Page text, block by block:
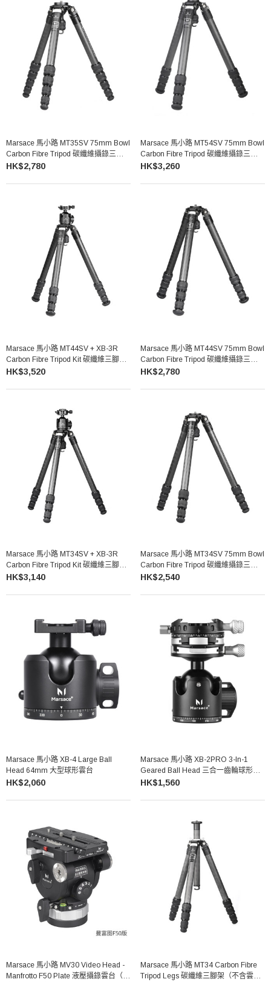
Marsace 馬小路 MT35SV 75mm Bowl
Carbon Fibre Tripod 碳纖維攝錄三腳架
（不含雲台）
HK$2,780
Marsace 馬小路 MT54SV 75mm Bowl
Carbon Fibre Tripod 碳纖維攝錄三腳架
（不含雲台）
HK$3,260
Marsace 馬小路 MT44SV + XB-3R
Carbon Fibre Tripod Kit 碳纖維三腳架
雲台套裝
HK$3,520
Marsace 馬小路 MT44SV 75mm Bowl
Carbon Fibre Tripod 碳纖維攝錄三腳架
（不含雲台）
HK$2,780
Marsace 馬小路 MT34SV + XB-3R
Carbon Fibre Tripod Kit 碳纖維三腳架
雲台套裝
HK$3,140
Marsace 馬小路 MT34SV 75mm Bowl
Carbon Fibre Tripod 碳纖維攝錄三腳架
（不含雲台）
HK$2,540
Marsace 馬小路 XB-4 Large Ball
Head 64mm 大型球形雲台
HK$2,060
Marsace 馬小路 XB-2PRO 3-In-1
Geared Ball Head 三合一齒輪球形雲
台
HK$1,560
Marsace 馬小路 MV30 Video Head -
Manfrotto F50 Plate 液壓攝錄雲台（曼
Marsace 馬小路 MT34 Carbon Fibre
Tripod Legs 碳纖維三腳架（不含雲